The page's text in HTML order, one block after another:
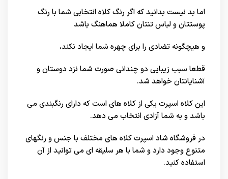
اما بد نیست بدانید که اگر رنگ کلاه انتخابی شما با رنگ
پوستتان و لباس تنتان کاملا هماهنگ باشد
و هیچگونه تضادی را برای چهره شما ایجاد نکند،
قطعا سبب زیبایی دو چندانی صورت شما نزد دوستان و
آشنایانتان خواهد شد.
این کلاه اسپرت یکی از کلاه های است که دارای رنگبندی می
باشد و به شما آزادی انتخاب می دهد.
درفروشگاه شاد اسپرتکلاه های مختلف با جنس و رنگهای
متنوع وجود دارد و شما با هر سلیقه ای می توانید از آن
استفاده کنید.